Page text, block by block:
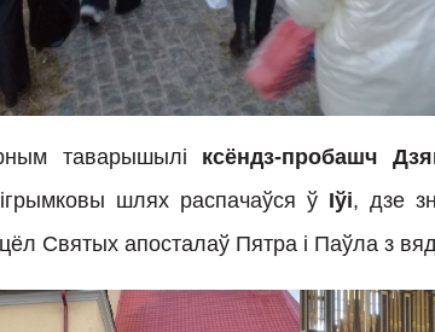
таварышылі ксёндз-пробашч
шлях распачаўся ў Іўі, дзе
Святых апосталаў Пятра і Паўла з